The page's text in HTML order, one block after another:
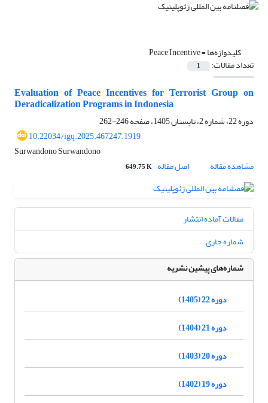
کلیدواژه‌ها =Peace Incentive
تعداد مقالات: 1
Evaluation of Peace Incentives for Terrorist Group on
Deradicalization Programs in Indonesia
دوره 22، شماره 2، تابستان 1405، صفحه
246-262
10.22034/igq.2025.467247.1919
Surwandono Surwandono
مشاهده مقاله
اصل مقاله 649.75 K
مقالات آماده انتشار
شماره جاری
شماره‌های پیشین نشریه
دوره 22 (1405)
دوره 21 (1404)
دوره 20 (1403)
دوره 19 (1402)